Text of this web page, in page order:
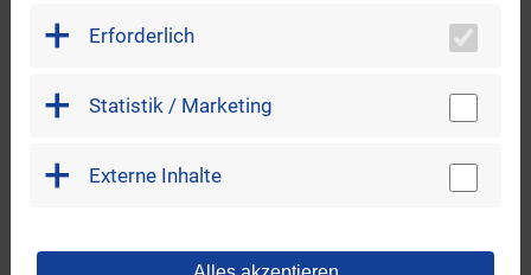
Verbandszweck ist auf Umweltschutz,
und den sparsamen, effizienten und
ressourcenschonenden Energieeinsatz
ist somit das einzige Gütesiegel, das von
Die Zertifizierung basiert auf einem
Erforderlich
Statistik / Marketing
Externe Inhalte